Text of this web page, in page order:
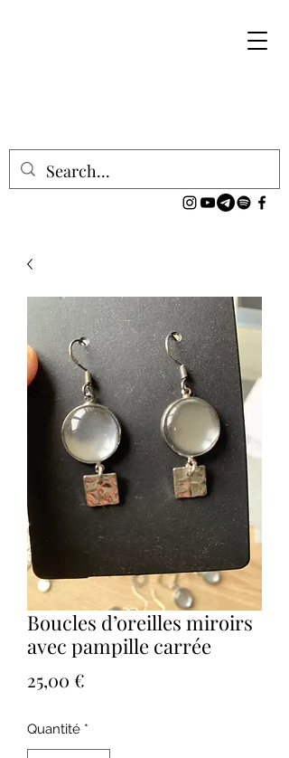
Boucles d’oreilles miroirs
avec pampille carrée
25,00 €
Quantité *